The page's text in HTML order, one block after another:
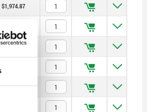
$1,974.87
$1,579.96
$2,871.25